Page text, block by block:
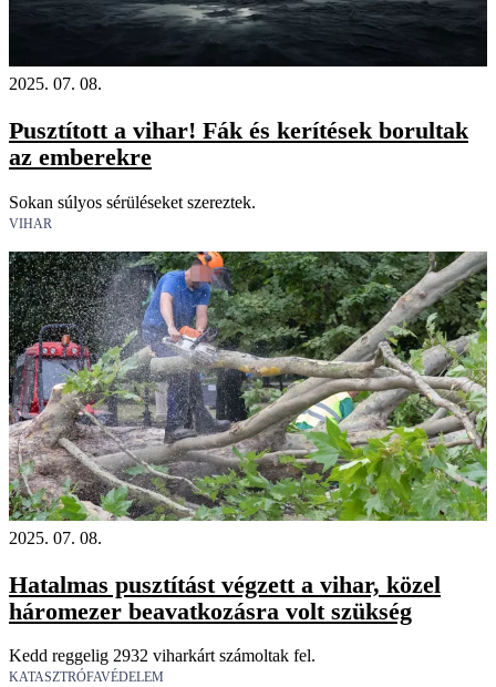
2025. 07. 08.
Pusztított a vihar! Fák és kerítések borultak
az emberekre
Sokan súlyos sérüléseket szereztek.
VIHAR
2025. 07. 08.
Hatalmas pusztítást végzett a vihar, közel
háromezer beavatkozásra volt szükség
Kedd reggelig 2932 viharkárt számoltak fel.
KATASZTRÓFAVÉDELEM